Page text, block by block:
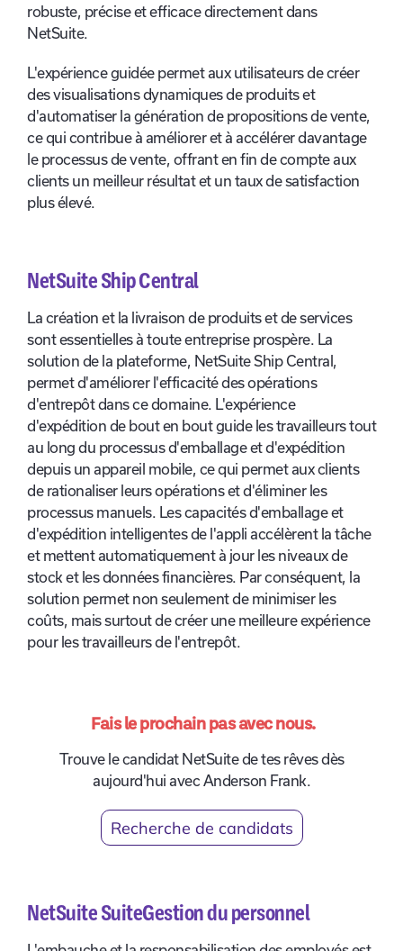
robuste, précise et efficace directement dans
NetSuite.
L'expérience guidée permet aux utilisateurs de créer
des visualisations dynamiques de produits et
d'automatiser la génération de propositions de vente,
ce qui contribue à améliorer et à accélérer davantage
le processus de vente, offrant en fin de compte aux
clients un meilleur résultat et un taux de satisfaction
plus élevé.
NetSuite Ship Central
La création et la livraison de produits et de services
sont essentielles à toute entreprise prospère. La
solution de la plateforme, NetSuite Ship Central,
permet d'améliorer l'efficacité des opérations
d'entrepôt dans ce domaine. L'expérience
d'expédition de bout en bout guide les travailleurs tout
au long du processus d'emballage et d'expédition
depuis un appareil mobile, ce qui permet aux clients
de rationaliser leurs opérations et d'éliminer les
processus manuels. Les capacités d'emballage et
d'expédition intelligentes de l'appli accélèrent la tâche
et mettent automatiquement à jour les niveaux de
stock et les données financières. Par conséquent, la
solution permet non seulement de minimiser les
coûts, mais surtout de créer une meilleure expérience
pour les travailleurs de l'entrepôt.
Fais le prochain pas avec nous.
Trouve le candidat NetSuite de tes rêves dès
aujourd'hui avec Anderson Frank.
Recherche de candidats
NetSuite SuiteGestion du personnel